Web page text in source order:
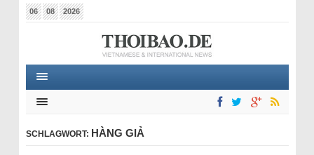
06 08 2026
SCHLAGWORT: HÀNG GIẢ